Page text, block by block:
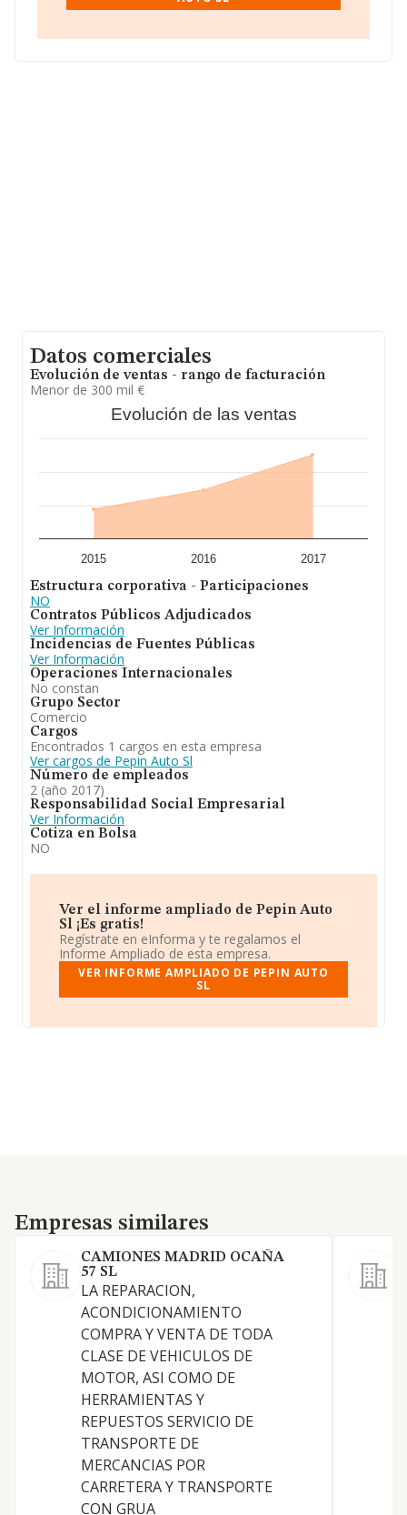
de facturación de ventas entre todas las compañías
información sobre Madrid, en la base de datos de
Datos comerciales
Evolución de ventas - rango de facturación
Menor de 300 mil €
Evolución de las ventas
2015 2016 2017
Estructura corporativa - Participaciones
NO
Contratos Públicos Adjudicados
Ver Información
Incidencias de Fuentes Públicas
Ver Información
Operaciones Internacionales
No constan
Grupo Sector
Comercio
Cargos
Encontrados 1 cargos en esta empresa
Ver cargos de Pepin Auto Sl
Número de empleados
2 (año 2017)
Responsabilidad Social Empresarial
Ver Información
Cotiza en Bolsa
NO
Ver el informe ampliado de Pepin Auto
Sl ¡Es gratis!
Regístrate en eInforma y te regalamos el
Informe Ampliado de esta empresa.
VER INFORME AMPLIADO DE PEPIN AUTO
SL
Empresas similares
Empresas similares
CAMIONES MADRID OCAÑA
57 SL
LA REPARACION,
ACONDICIONAMIENTO
COMPRA Y VENTA DE TODA
CLASE DE VEHICULOS DE
MOTOR, ASI COMO DE
HERRAMIENTAS Y
REPUESTOS SERVICIO DE
TRANSPORTE DE
MERCANCIAS POR
CARRETERA Y TRANSPORTE
CON GRUA